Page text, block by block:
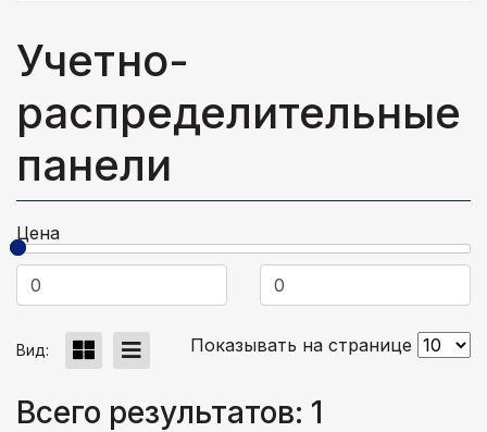
Учетно-
распределительные
панели
Цена
Вид: Показывать на странице
Всего результатов: 1